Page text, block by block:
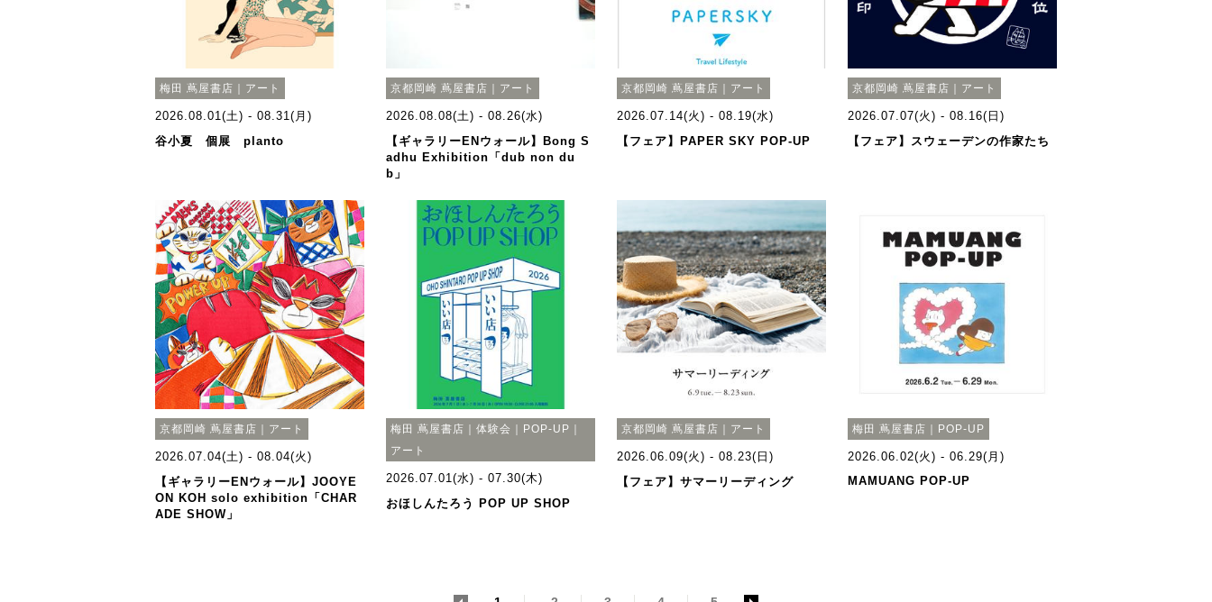
梅田 蔦屋書店｜アート
2026.08.01(土) - 08.31(月)
谷小夏 個展 planto
京都岡崎 蔦屋書店｜アート
2026.08.08(土) - 08.26(水)
【ギャラリーENウォール】Bong S
adhu Exhibition「dub non du
b」
京都岡崎 蔦屋書店｜アート
2026.07.14(火) - 08.19(水)
【フェア】PAPER SKY POP-UP
京都岡崎 蔦屋書店｜アート
2026.07.07(火) - 08.16(日)
【フェア】スウェーデンの作家たち
京都岡崎 蔦屋書店｜アート
2026.07.04(土) - 08.04(火)
【ギャラリーENウォール】JOOYE
ON KOH solo exhibition「CHAR
ADE SHOW」
梅田 蔦屋書店｜体験会｜POP-UP｜
アート
2026.07.01(水) - 07.30(木)
おほしんたろう POP UP SHOP
京都岡崎 蔦屋書店｜アート
2026.06.09(火) - 08.23(日)
【フェア】サマーリーディング
梅田 蔦屋書店｜POP-UP
2026.06.02(火) - 06.29(月)
MAMUANG POP-UP